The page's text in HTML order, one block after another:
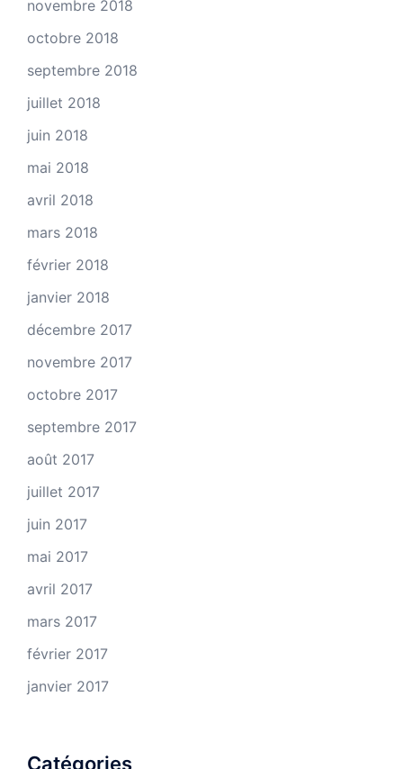
novembre 2018
octobre 2018
septembre 2018
juillet 2018
juin 2018
mai 2018
avril 2018
mars 2018
février 2018
janvier 2018
décembre 2017
novembre 2017
octobre 2017
septembre 2017
août 2017
juillet 2017
juin 2017
mai 2017
avril 2017
mars 2017
février 2017
janvier 2017
Catégories